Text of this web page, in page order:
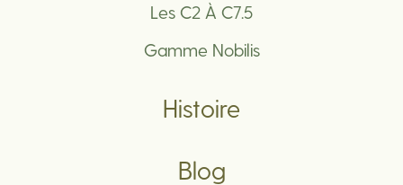
Les C2 À C7.5
Gamme Nobilis
Histoire
Blog